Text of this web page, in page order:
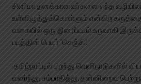
சினிமா தனக்கானவர்களை எந்த
உள்ளிழுத்துக்கொள்ளும் என்கிற கருத்தை
வகையில் ஒரு திரைப்படம் உருவாகி
படத்தின் பெயர் ‘செஞ்சி’.
தமிழ்நாட்டில் பிறந்து வெளிநாடுகளில்
வளர்ந்து, சம்பாதித்து, தன்னிறைவு